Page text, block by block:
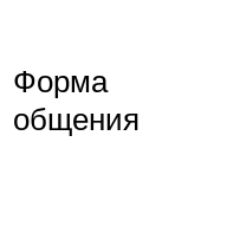
Форма
общения